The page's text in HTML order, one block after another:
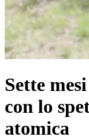
Sette
con lo
atomica